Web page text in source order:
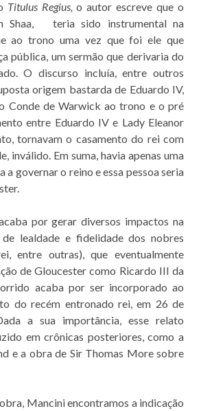
Titulus Regius, o autor escreve que o
Shaa, teria sido instrumental na
ao trono uma vez que foi ele que
pública, um sermão que derivaria do
O discurso incluía, entre outros
origem bastarda de Eduardo IV,
Conde de Warwick ao trono e o pré
entre Eduardo IV e Lady Eleanor
tornavam o casamento do rei com
inválido. Em suma, havia apenas uma
a governar o reino e essa pessoa seria
por gerar diversos impactos na
lealdade e fidelidade dos nobres
entre outras), que eventualmente
de Gloucester como Ricardo III da
acaba por ser incorporado ao
do recém entronado rei, em 26 de
a sua importância, esse relato
em crônicas posteriores, como a
e a obra de Sir Thomas More sobre
Mancini encontramos a indicação